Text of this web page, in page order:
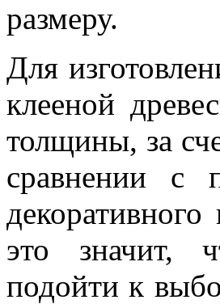
размеру.
Для
клееной
толщины, за
сравнении с
это значит,
подойти к